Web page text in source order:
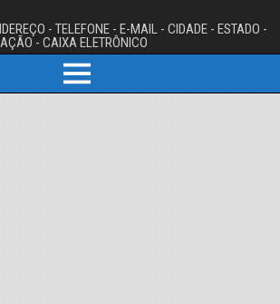
- TELEFONE - E-MAIL - CIDADE - ESTADO -
- CAIXA ELETRÔNICO